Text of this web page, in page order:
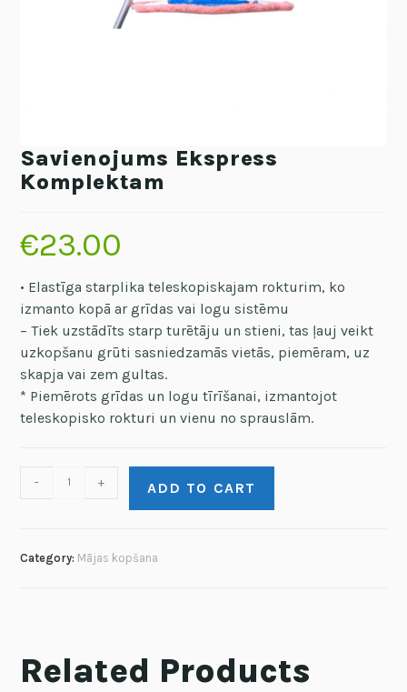
Savienojums Ekspress
Komplektam
€23.00
• Elastīga starplika teleskopiskajam rokturim, ko
izmanto kopā ar grīdas vai logu sistēmu
– Tiek uzstādīts starp turētāju un stieni, tas ļauj veikt
uzkopšanu grūti sasniedzamās vietās, piemēram, uz
skapja vai zem gultas.
* Piemērots grīdas un logu tīrīšanai, izmantojot
teleskopisko rokturi un vienu no sprauslām.
- + ADD TO CART
Category: Mājas kopšana
Related Products